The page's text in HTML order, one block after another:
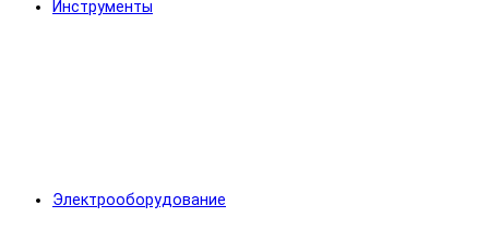
Инструменты
Электрооборудование